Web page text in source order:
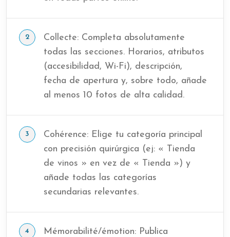
Collecte: Completa absolutamente
todas las secciones. Horarios, atributos
(accesibilidad, Wi-Fi), descripción,
fecha de apertura y, sobre todo, añade
al menos 10 fotos de alta calidad.
Cohérence: Elige tu categoría principal
con precisión quirúrgica (ej: « Tienda
de vinos » en vez de « Tienda ») y
añade todas las categorías
secundarias relevantes.
Mémorabilité/émotion: Publica